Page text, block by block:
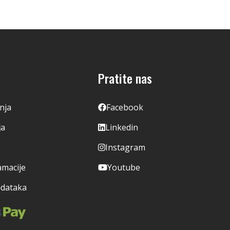
Pratite nas
Facebook
Linkedin
Instagram
Youtube